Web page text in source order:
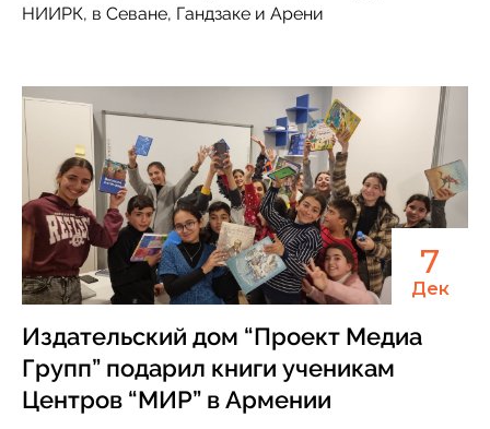
НИИРК, в Севане, Гандзаке и Арени
7
Дек
Издательский дом “Проект Медиа
Групп” подарил книги ученикам
Центров “МИР” в Армении